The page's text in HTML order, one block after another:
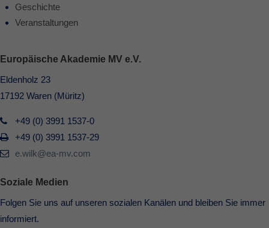
Geschichte
Veranstaltungen
Europäische Akademie MV e.V.
Eldenholz 23
17192 Waren (Müritz)
+49 (0) 3991 1537-0
+49 (0) 3991 1537-29
e.wilk@ea-mv.com
Soziale Medien
Folgen Sie uns auf unseren sozialen Kanälen und bleiben Sie immer
informiert.